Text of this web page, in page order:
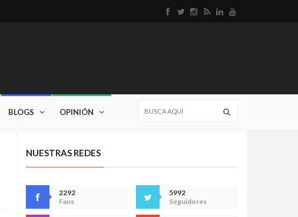
BLOGS OPINIÓN
NUESTRAS REDES
2292
Fans
5992
Seguidores